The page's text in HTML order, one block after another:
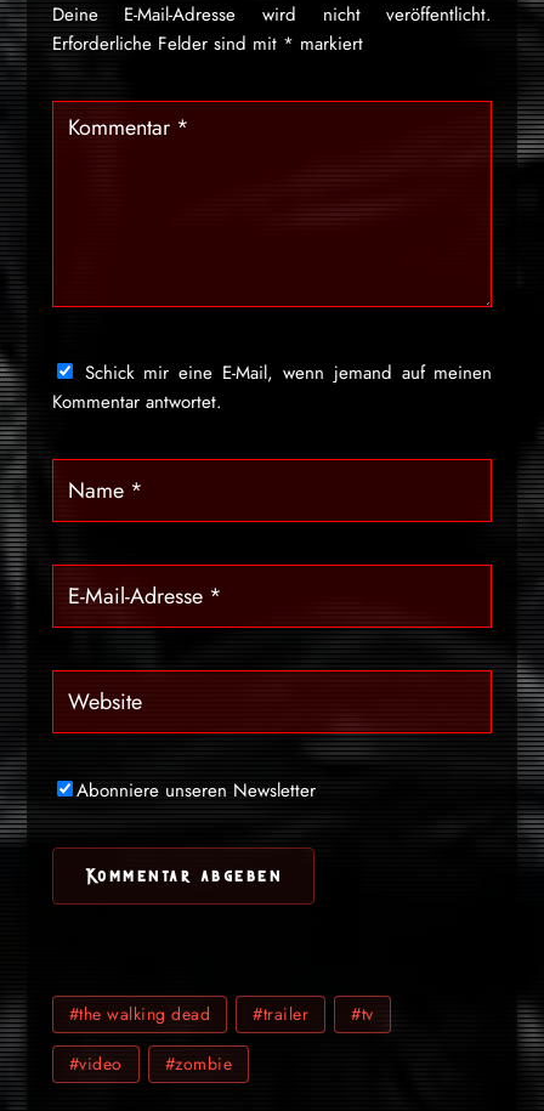
Deine E-Mail-Adresse wird nicht veröffentlicht.
Erforderliche Felder sind mit * markiert
Schick mir eine E-Mail, wenn jemand auf meinen
Kommentar antwortet.
Abonniere unseren Newsletter
#the walking dead #trailer #tv
#video #zombie